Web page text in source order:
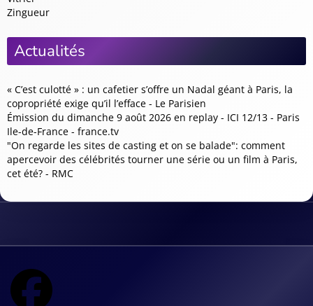
Zingueur
Actualités
« C’est culotté » : un cafetier s’offre un Nadal géant à Paris, la
copropriété exige qu’il l’efface - Le Parisien
Émission du dimanche 9 août 2026 en replay - ICI 12/13 - Paris
Ile-de-France - france.tv
"On regarde les sites de casting et on se balade": comment
apercevoir des célébrités tourner une série ou un film à Paris,
cet été? - RMC